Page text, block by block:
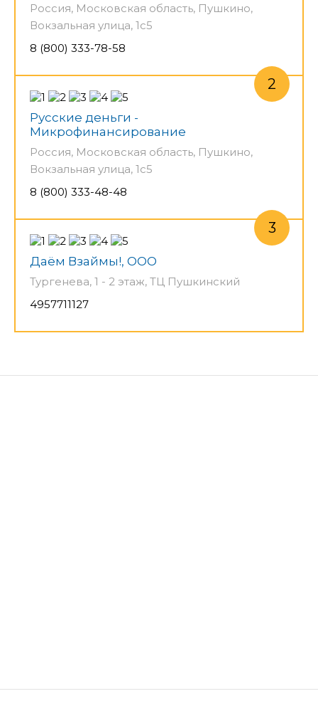
Россия, Московская область, Пушкино,
Вокзальная улица, 1с5
8 (800) 333-78-58
Русские деньги -
Микрофинансирование
Россия, Московская область, Пушкино,
Вокзальная улица, 1с5
8 (800) 333-48-48
Даём Взаймы!, ООО
Тургенева, 1 - 2 этаж, ТЦ Пушкинский
4957711127